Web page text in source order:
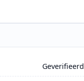
Geverifieerd